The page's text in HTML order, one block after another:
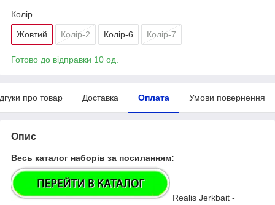
Колір
Жовтий Колір-2 Колір-6 Колір-7
Готово до відправки 10 од.
про товар Доставка Оплата Умови повернення
Опис
Весь каталог наборів за посиланням:
Realis Jerkbait -